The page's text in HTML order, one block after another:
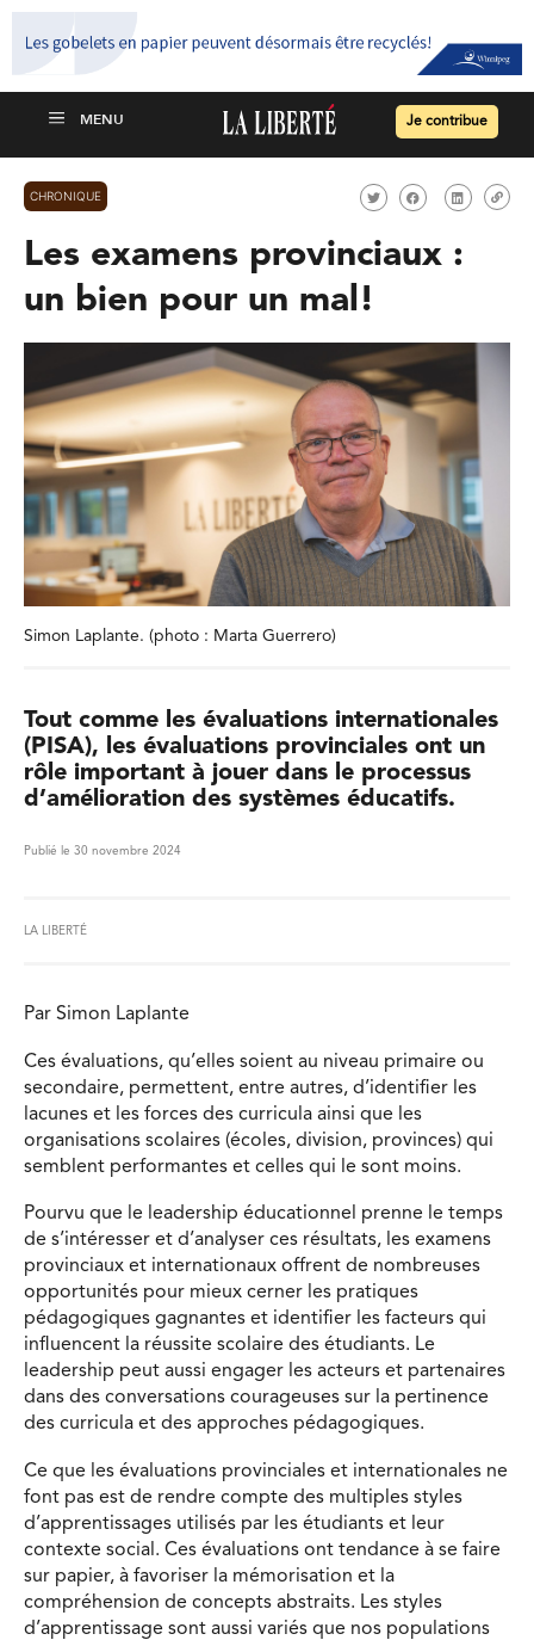
Je contribue
CHRONIQUE
Les examens provinciaux :
un bien pour un mal!
Simon Laplante. (photo : Marta Guerrero)
Tout comme les évaluations internationales
(PISA), les évaluations provinciales ont un
rôle important à jouer dans le processus
d’amélioration des systèmes éducatifs.
Publié le 30 novembre 2024
LA LIBERTÉ
Par Simon Laplante
Ces évaluations, qu’elles soient au niveau primaire ou
secondaire, permettent, entre autres, d’identifier les
lacunes et les forces des curricula ainsi que les
organisations scolaires (écoles, division, provinces) qui
semblent performantes et celles qui le sont moins.
Pourvu que le leadership éducationnel prenne le temps
de s’intéresser et d’analyser ces résultats, les examens
provinciaux et internationaux offrent de nombreuses
opportunités pour mieux cerner les pratiques
pédagogiques gagnantes et identifier les facteurs qui
influencent la réussite scolaire des étudiants. Le
leadership peut aussi engager les acteurs et partenaires
dans des conversations courageuses sur la pertinence
des curricula et des approches pédagogiques.
Ce que les évaluations provinciales et internationales ne
font pas est de rendre compte des multiples styles
d’apprentissages utilisés par les étudiants et leur
contexte social. Ces évaluations ont tendance à se faire
sur papier, à favoriser la mémorisation et la
compréhension de concepts abstraits. Les styles
d’apprentissage sont aussi variés que nos populations